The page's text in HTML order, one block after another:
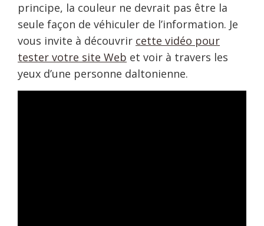
principe, la couleur ne devrait pas être la
seule façon de véhiculer de l’information. Je
vous invite à découvrir cette vidéo pour
tester votre site Web et voir à travers les
yeux d’une personne daltonienne.